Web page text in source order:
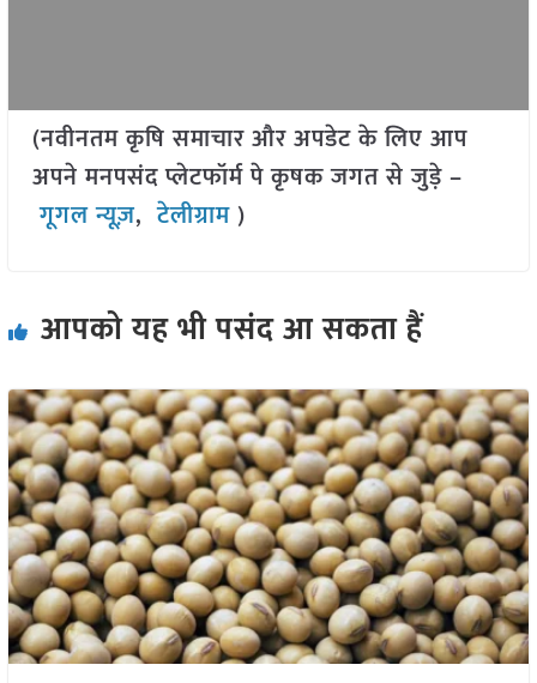
(नवीनतम कृषि समाचार और अपडेट के लिए आप
अपने मनपसंद प्लेटफॉर्म पे कृषक जगत से जुड़े –
गूगल न्यूज़,टेलीग्राम )
आपको यह भी पसंद आ सकता हैं